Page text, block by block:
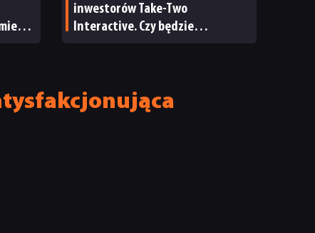
inwestorów Take-Two
Interactive. Czy będzie